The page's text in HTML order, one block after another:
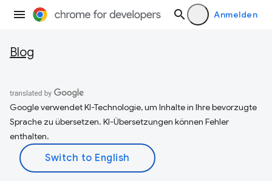
Anmelden
Blog
Google verwendet KI-Technologie, um Inhalte in Ihre bevorzugte
Sprache zu übersetzen. KI-Übersetzungen können Fehler
enthalten.